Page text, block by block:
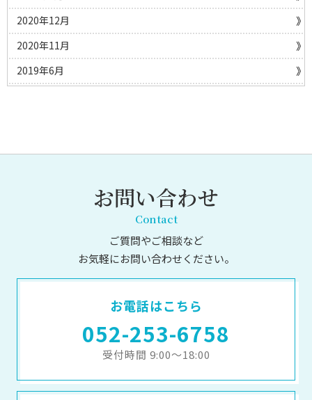
2020年12月
2020年11月
2019年6月
お問い合わせ
Contact
ご質問やご相談など
お気軽にお問い合わせください。
お電話はこちら
052-253-6758
受付時間 9:00～18:00